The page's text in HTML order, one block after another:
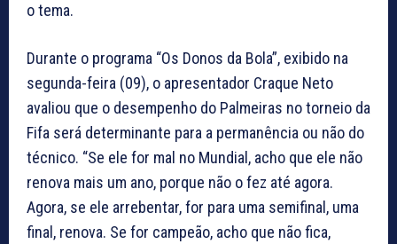
o tema.
Durante o programa “Os Donos da Bola”, exibido na
segunda-feira (09), o apresentador Craque Neto
avaliou que o desempenho do Palmeiras no torneio da
Fifa será determinante para a permanência ou não do
técnico. “Se ele for mal no Mundial, acho que ele não
renova mais um ano, porque não o fez até agora.
Agora, se ele arrebentar, for para uma semifinal, uma
final, renova. Se for campeão, acho que não fica,